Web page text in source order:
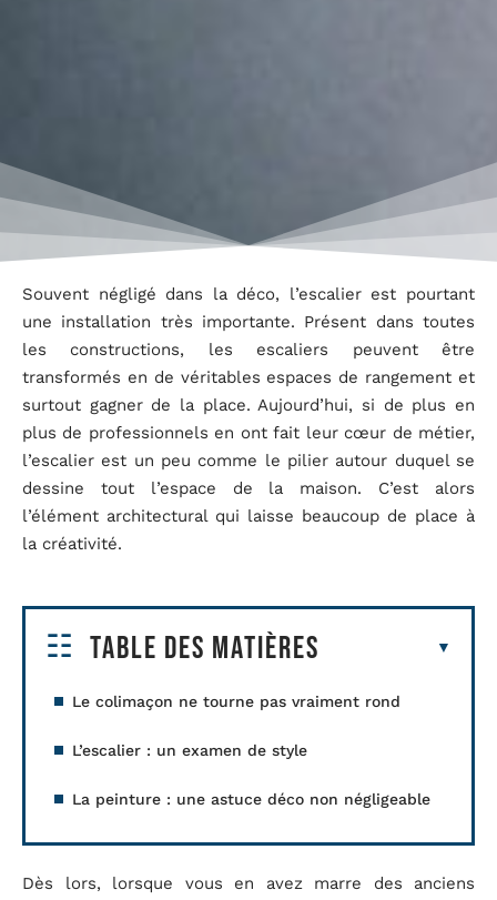
Souvent négligé dans la déco, l’escalier est pourtant
une installation très importante. Présent dans toutes
les constructions, les escaliers peuvent être
transformés en de véritables espaces de rangement et
surtout gagner de la place. Aujourd’hui, si de plus en
plus de professionnels en ont fait leur cœur de métier,
l’escalier est un peu comme le pilier autour duquel se
dessine tout l’espace de la maison. C’est alors
l’élément architectural qui laisse beaucoup de place à
la créativité.
Table des matières
Le colimaçon ne tourne pas vraiment rond
L’escalier : un examen de style
La peinture : une astuce déco non négligeable
Dès lors, lorsque vous en avez marre des anciens